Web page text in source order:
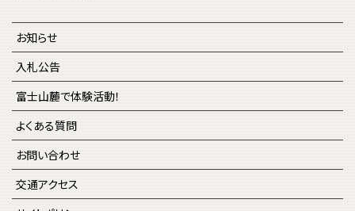
お知らせ
入札公告
富士山麓で体験活動！
よくある質問
お問い合わせ
交通アクセス